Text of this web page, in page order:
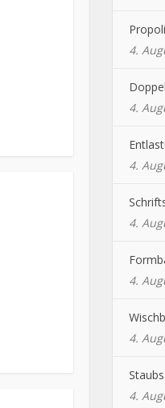
4.
4.
4.
4.
4.
4.
4.